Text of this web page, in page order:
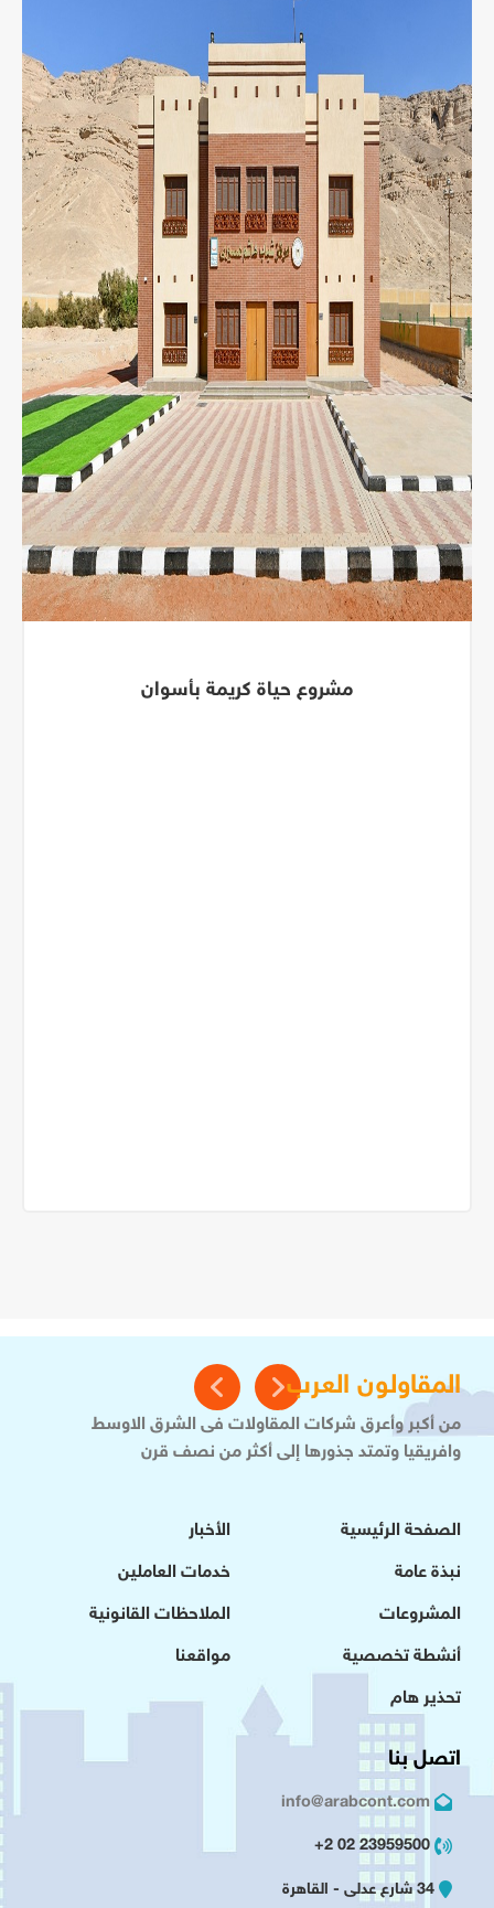
مشروع حياة كريمة بأسوان
المقاولون العرب
من أكبر وأعرق شركات المقاولات فى الشرق الاوسط
وافريقيا وتمتد جذورها إلى أكثر من نصف قرن
الصفحة الرئيسية
نبذة عامة
المشروعات
أنشطة تخصصية
تحذير هام
الأخبار
خدمات العاملين
الملاحظات القانونية
مواقعنا
اتصل بنا
info@arabcont.com
23959500 02 2+
34 شارع عدلى - القاهرة